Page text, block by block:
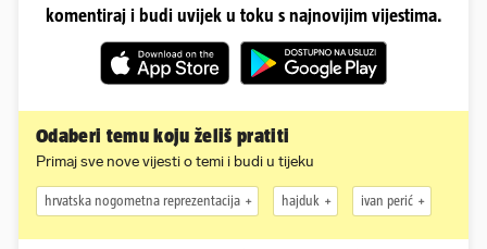
komentiraj i budi uvijek u toku s najnovijim vijestima.
Odaberi temu koju želiš pratiti
Primaj sve nove vijesti o temi i budi u tijeku
hrvatska nogometna reprezentacija hajduk ivan perić